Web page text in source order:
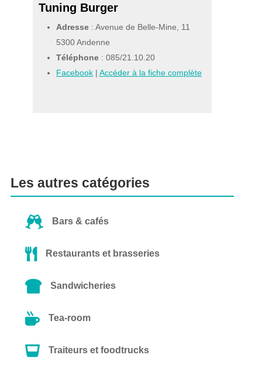
Tuning Burger
Adresse : Avenue de Belle-Mine, 11
5300 Andenne
Téléphone :085/21.10.20
Facebook |Accéder à la fiche complète
Les autres catégories
 Bars & cafés
 Restaurants et brasseries
 Sandwicheries
 Tea-room
 Traiteurs et foodtrucks